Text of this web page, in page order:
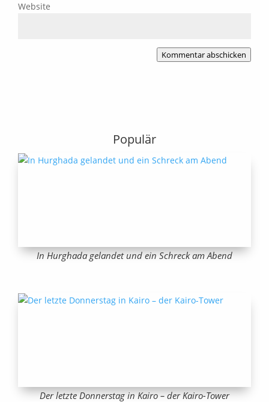
Website
Kommentar abschicken
Populär
In Hurghada gelandet und ein Schreck am Abend
Der letzte Donnerstag in Kairo – der Kairo-Tower